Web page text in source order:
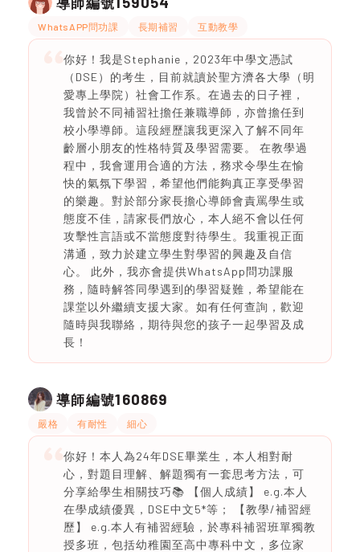
WhatsAPP問功課 長期補習 互動教學
你好！我是Stephanie，2023年中學文憑試
（DSE）的考生，目前就讀於聖方濟各大學（明
愛專上學院）社會工作系。在過去的日子裡，
我曾於不同補習社擔任兼職導師，亦曾擔任到
校小學導師。這段經歷讓我更深入了解不同年
齡層小朋友的性格特質及學習需要。 在教學過
程中，我會運用合適的方法，務求令學生在愉
快的氣氛下學習，希望他們能夠真正享受學習
的樂趣。對於部分家長擔心導師會責罵學生或
態度不佳，請家長們放心，本人絕不會以任何
攻擊性言語或不當態度對待學生。我重視正面
溝通，致力於建立學生對學習的興趣及自信
心。 此外，我亦會提供WhatsApp問功課服
務，隨時解答同學遇到的學習疑難，希望能在
課堂以外繼續支援大家。如有任何查詢，歡迎
隨時與我聯絡，期待與您的孩子一起學習及成
長！
導師編號160869
嚴格 有耐性 細心
你好！本人為24年DSE畢業生，本人相對耐
心，對題目理解、解題獨有一套思考方法，可
分享給學生相關技巧📚 【個人成績】 e.g.本人
在學成績優異，DSE中文5*等； 【教學/補習經
歷】 e.g.本人有補習經驗，於專科補習班單獨教
授多班，包括幼稚園至高中專科中文，多位家